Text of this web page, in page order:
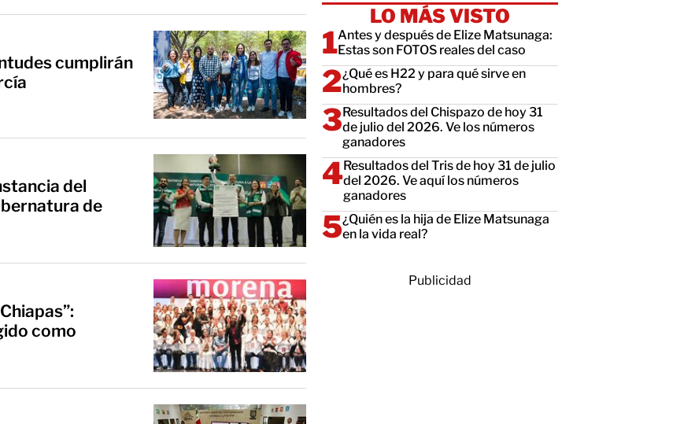
cumplirán
del
de
como
LO MÁS VISTO
Antes y después de Elize Matsunaga:
Estas son FOTOS reales del caso
¿Qué es H22 y para qué sirve en
hombres?
Resultados del Chispazo de hoy 31
de julio del 2026. Ve los números
ganadores
Resultados del Tris de hoy 31 de julio
del 2026. Ve aquí los números
ganadores
¿Quién es la hija de Elize Matsunaga
en la vida real?
Publicidad